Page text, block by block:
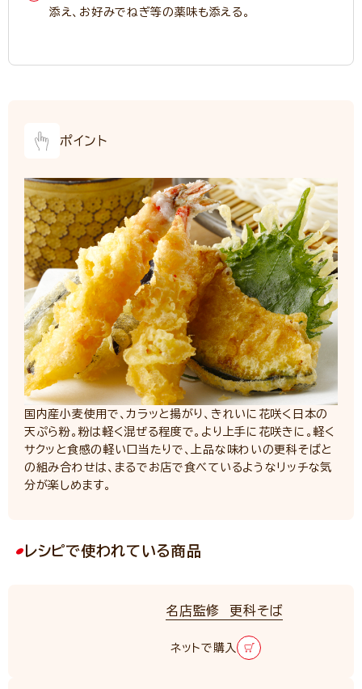
添え、お好みでねぎ等の薬味も添える。
ポイント
国内産小麦使用で、カラッと揚がり、きれいに花咲く日本の
天ぷら粉。粉は軽く混ぜる程度で。より上手に花咲きに。軽く
サクッと食感の軽い口当たりで、上品な味わいの更科そばと
の組み合わせは、まるでお店で食べているようなリッチな気
分が楽しめます。
レシピで使われている商品
名店監修 更科そば
ネットで購入